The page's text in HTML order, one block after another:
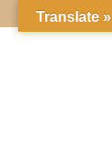
Translate »